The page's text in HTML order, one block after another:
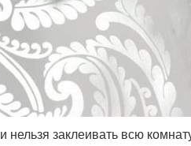
заклеивать всю